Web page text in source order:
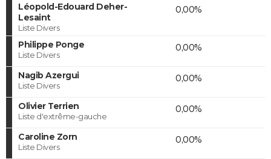
Léopold-Edouard Deher-
Lesaint
Liste Divers
0,00%
Philippe Ponge
Liste Divers
0,00%
Nagib Azergui
Liste Divers
0,00%
Olivier Terrien
Liste d'extrême-gauche
0,00%
Caroline Zorn
Liste Divers
0,00%